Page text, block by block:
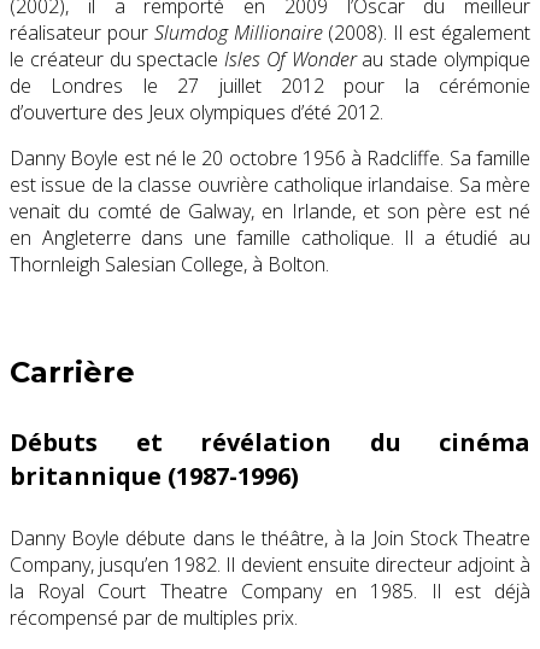
(2002), il a remporté en 2009 l’Oscar du meilleur
réalisateur pour Slumdog Millionaire(2008). Il est également
le créateur du spectacleIsles Of Wonderau stade olympique
de Londres le 27 juillet 2012pour la cérémonie
d’ouverture des Jeux olympiques d’été 2012.
Danny Boyle est né le 20 octobre 1956 à Radcliffe. Sa famille
est issue de la classe ouvrière catholique irlandaise. Sa mère
venait du comté de Galway, en Irlande, et son père est né
en Angleterre dans une famille catholique. Il a étudié au
Thornleigh Salesian College, à Bolton.
Carrière
Débuts et révélation du cinéma
britannique (1987-1996)
Danny Boyle débute dans le théâtre, à la Join Stock Theatre
Company, jusqu’en 1982. Il devient ensuite directeur adjoint à
la Royal Court Theatre Company en 1985. Il est déjà
récompensé par de multiples prix.